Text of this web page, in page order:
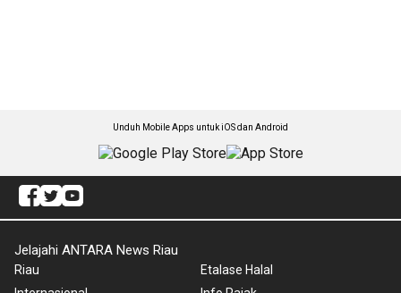
Unduh Mobile Apps untuk iOS dan Android
Jelajahi ANTARA News Riau
Riau
Etalase Halal